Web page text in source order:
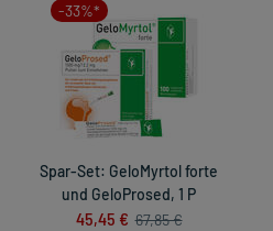
-33%*
Spar-Set: GeloMyrtol forte
und GeloProsed, 1 P
45,45 € 67,85 €